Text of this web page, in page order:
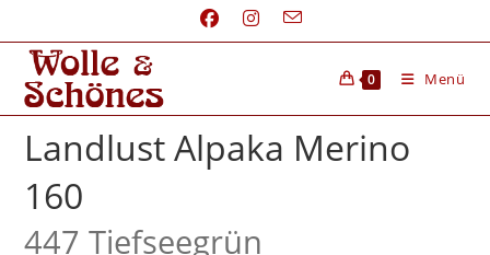
0 Menü
Landlust Alpaka Merino
160
447 Tiefseegrün